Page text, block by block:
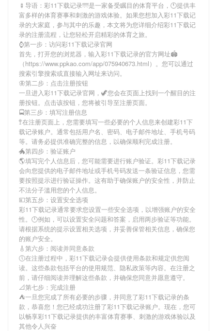
🍢导语： 彩11下载记录🌁是一家备受瞩目的体育平台，🕚提供丰
富多样的体育赛事和刺激的游戏体验。如果您想加入彩11下载记
录的大家庭，参与其中的乐趣，本文将为您详细介绍彩11下载记
录的注册流程，让您轻松开启精彩的体育之旅。
⌚️第一步：访问彩11下载记录官网
首先，打开您的浏览器，输入彩11下载记录的官方网址🏟
（https://www.ppkao.com/app/075940673.html）。您可以通过
搜索引擎搜索或直接输入网址来访问。
🦋第二步：点击注册按钮
一旦进入彩11下载记录官网，🦖您会在页面上找到一个醒目的注
册按钮。点击该按钮，您将被引导至注册页面。
🚍第三步：填写注册信息
🚏在注册页面上，您需要填写一些必要的个人信息来创建彩11下
载记录账户。通常包括用户名、密码、电子邮件地址、手机号码
等。请务必提供准确完整的信息，以确保顺利完成注册。
🐲第四步：验证账户
🌎填写完个人信息后，您可能需要进行账户验证。 彩11下载记录
会向您提供的电子邮件地址或手机号码发送一条验证信息，您需
要按照提示进行验证操作。这有助于确保账户的安全性，并防止
不法分子滥用您的个人信息。
💴第五步：设置安全选项
彩11下载记录通常要求您设置一些安全选项，以增强账户的安全
性。🕛例如，可以设置安全问题和答案，启用两步验证等功能。
请根据系统的提示设置相关选项，并妥善保管相关信息，确保您
的账户安全。
🎸第六步：阅读并同意条款
🕔在注册过程中， 彩11下载记录会提供使用条款和规定供您阅
读。这些条款包括平台的使用规范、隐私政策等内容。在注册之
前，请仔细阅读并理解这些条款，并确保您同意并愿意遵守。
📐第七步：完成注册
⛺一旦您完成了所有必要的步骤，并同意了彩11下载记录的条
款，恭喜您！您已经成功注册了彩11下载记录账户。现在，您可
以畅享彩11下载记录提供的丰富体育赛事、刺激的游戏体验以及
其他令人兴奋